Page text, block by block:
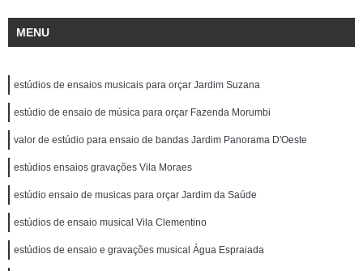
MENU
estúdios de ensaios musicais para orçar Jardim Suzana
estúdio de ensaio de música para orçar Fazenda Morumbi
valor de estúdio para ensaio de bandas Jardim Panorama D'Oeste
estúdios ensaios gravações Vila Moraes
estúdio ensaio de musicas para orçar Jardim da Saúde
estúdios de ensaio musical Vila Clementino
estúdios de ensaio e gravações musical Água Espraiada